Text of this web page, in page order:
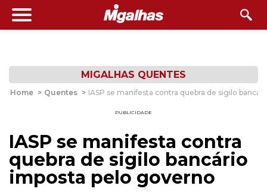
MIGALHAS QUENTES
Home > Quentes > IASP se manifesta contra quebra de sigilo
PUBLICIDADE
IASP se manifesta contra
quebra de sigilo bancário
imposta pelo governo